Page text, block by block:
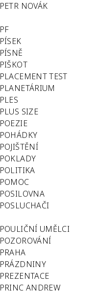
PETR NOVÁK
PF
PÍSEK
PÍSNĚ
PIŠKOT
PLACEMENT TEST
PLANETÁRIUM
PLES
PLUS SIZE
POEZIE
POHÁDKY
POJIŠTĚNÍ
POKLADY
POLITIKA
POMOC
POSILOVNA
POSLUCHAČI
POULIČNÍ UMĚLCI
POZOROVÁNÍ
PRAHA
PRÁZDNINY
PREZENTACE
PRINC ANDREW